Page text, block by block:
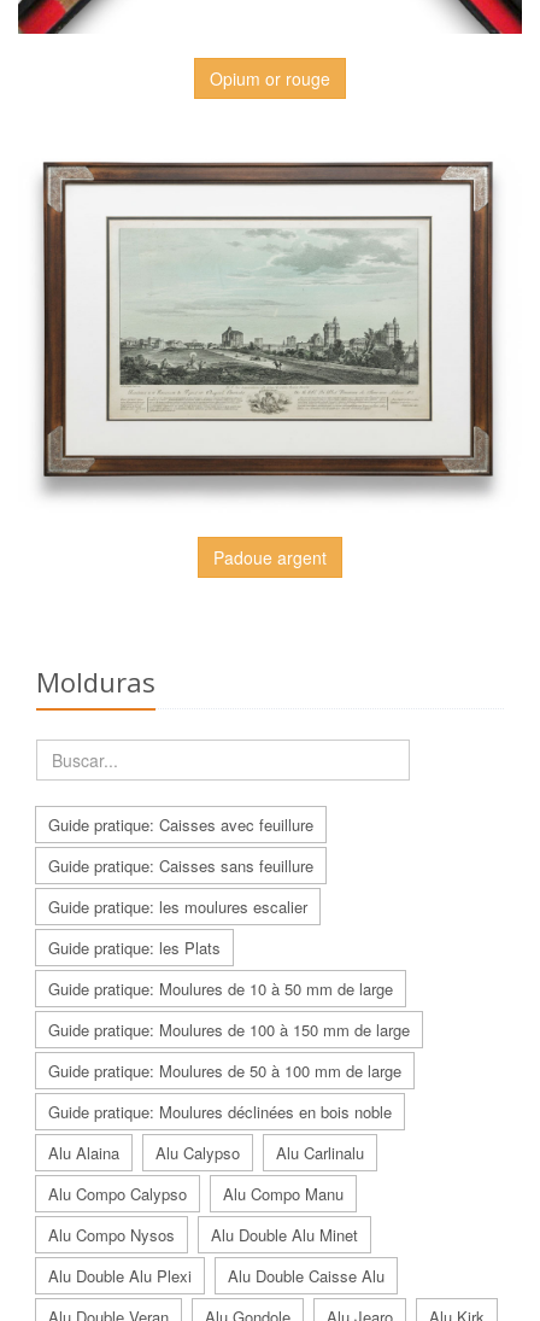
Opium or rouge
Padoue argent
Molduras
Guide pratique: Caisses avec feuillure
Guide pratique: Caisses sans feuillure
Guide pratique: les moulures escalier
Guide pratique: les Plats
Guide pratique: Moulures de 10 à 50 mm de large
Guide pratique: Moulures de 100 à 150 mm de large
Guide pratique: Moulures de 50 à 100 mm de large
Guide pratique: Moulures déclinées en bois noble
Alu Alaina
Alu Calypso
Alu Carlinalu
Alu Compo Calypso
Alu Compo Manu
Alu Compo Nysos
Alu Double Alu Minet
Alu Double Alu Plexi
Alu Double Caisse Alu